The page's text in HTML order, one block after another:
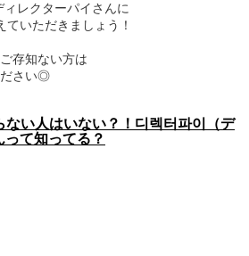
レクターパイさんに
いただきましょう！
存知ない方は
ださい◎
ない人はいない？！디렉터파이（デ
って知ってる？